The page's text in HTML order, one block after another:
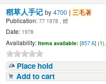
稻草人手记by4700 | 三毛著
Publication: 77 1978 , 赠
Date: 1978
Availability: Items available: [857.6] (1),
Place hold
Add to cart